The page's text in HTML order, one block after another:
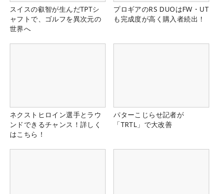
スイスの叡智が生んだTPTシ
ャフトで、ゴルフを異次元の
世界へ
プロギアのRS DUOはFW・UT
も完成度が高く購入者続出！
ネクストヒロイン選手とラウ
ンドできるチャンス！詳しく
はこちら！
パターこじらせ記者が
「TRTL」で大改善